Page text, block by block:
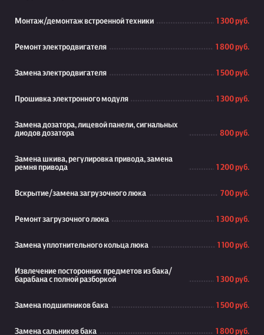
Монтаж/демонтаж встроенной техники 1 300 руб.
Ремонт электродвигателя 1 800 руб.
Замена электродвигателя 1 500 руб.
Прошивка электронного модуля 1 300 руб.
Замена дозатора, лицевой панели, сигнальных
диодов дозатора
800 руб.
Замена шкива, регулировка привода, замена
ремня привода
1 200 руб.
Вскрытие/замена загрузочного люка 700 руб.
Ремонт загрузочного люка 1 300 руб.
Замена уплотнительного кольца люка 1 100 руб.
Извлечение посторонних предметов из бака/
барабана с полной разборкой
1 300 руб.
Замена подшипников бака 1 500 руб.
Замена сальников бака 1 800 руб.